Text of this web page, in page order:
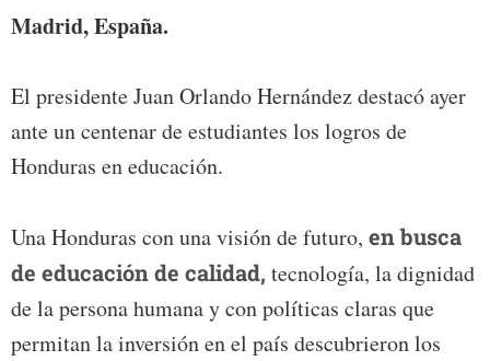
Madrid, España.
El presidente Juan Orlando Hernández destacó ayer
ante un centenar de estudiantes los logros de
Honduras en educación.
Una Honduras con una visión de futuro, en busca
de educación de calidad, tecnología, la dignidad
de la persona humana y con políticas claras que
permitan la inversión en el país descubrieron los